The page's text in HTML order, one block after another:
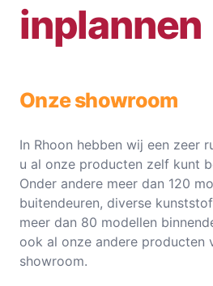
inplannen
Onze showroom
In Rhoon hebben wij een zeer
u al onze producten zelf kunt
Onder andere meer dan 120
buitendeuren, diverse
meer dan 80 modellen
ook al onze andere producten
showroom.